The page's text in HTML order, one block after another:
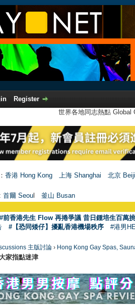
Register
世界各地同志熱點
香港 Hong Kong 上海 Shanghai
北京
首爾 Seoul 釜山 Busan
#前香港先生 Flow 再捲爭議 昔日鍾培生百萬
#【恐同矮仔】擾亂香港機場秩序 #港男
主版討論 › Hong Kong Gay Spas,
家指點迷津